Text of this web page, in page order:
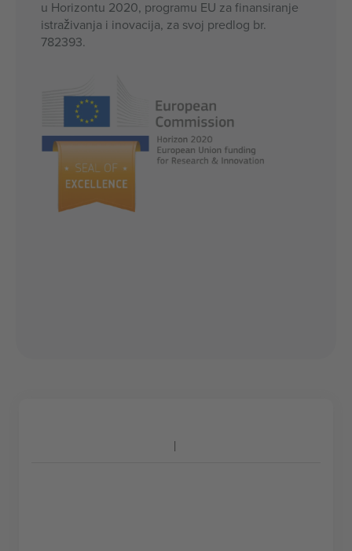
u Horizontu 2020, programu EU za finansiranje
istraživanja i inovacija, za svoj predlog br.
782393.